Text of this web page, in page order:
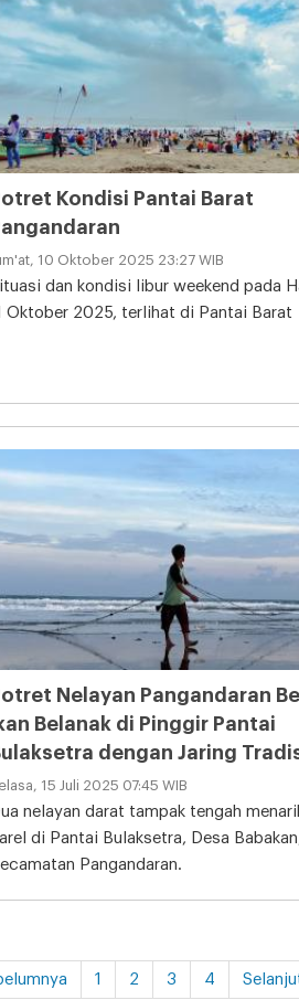
Kondisi Pantai Barat
10 Oktober 2025 23:27 WIB
dan kondisi libur weekend pada
Oktober 2025, terlihat di Pantai Barat
Nelayan Pangandaran
Belanak di Pinggir Pantai
dengan Jaring
15 Juli 2025 07:45 WIB
nelayan darat tampak tengah
di Pantai Bulaksetra, Desa
Pangandaran.
1 2 3 4